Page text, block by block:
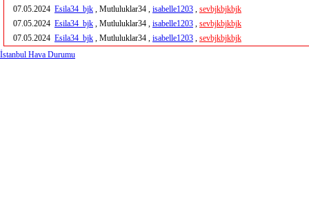
07.05.2024 Esila34_bjk , Mutluluklar34 , isabelle1203 , sevbjkbjkbjk
07.05.2024 Esila34_bjk , Mutluluklar34 , isabelle1203 , sevbjkbjkbjk
07.05.2024 Esila34_bjk , Mutluluklar34 , isabelle1203 , sevbjkbjkbjk
İstanbul Hava Durumu